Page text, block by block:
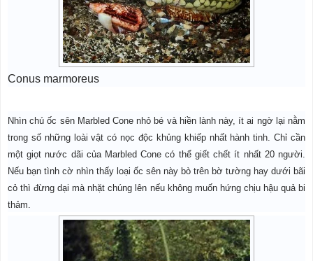
Conus marmoreus
Nhìn chú ốc sên Marbled Cone nhỏ bé và hiền lành này, ít ai ngờ lại nằm
trong số những loài vật có nọc độc khủng khiếp nhất hành tinh. Chỉ cần
một giọt nước dãi của Marbled Cone có thể giết chết ít nhất 20 người.
Nếu bạn tình cờ nhìn thấy loại ốc sên này bò trên bờ tường hay dưới bãi
cỏ thì đừng dại mà nhặt chúng lên nếu không muốn hứng chịu hậu quả bi
thảm.